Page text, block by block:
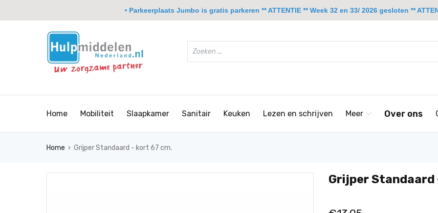
Home Mobiliteit Slaapkamer Sanitair Keuken Lezen en schrijven Meer Over ons
Home › Grijper Standaard - kort 67 cm.
Grijper Standaard
• Parkeerplaats Jumbo is gratis parkeren ** ATTENTIE ** Week 32 en 33/ 2026 gesloten **